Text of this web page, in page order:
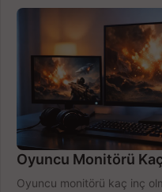
Oyuncu Monitörü
Oyuncu monitörü kaç inç